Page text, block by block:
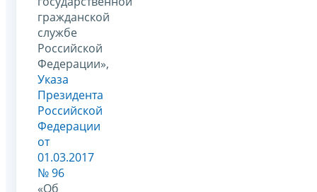
гражданской
службе
Российской
Федерации»,
Указа
Президента
Российской
Федерации
от
01.03.2017
№ 96
«Об